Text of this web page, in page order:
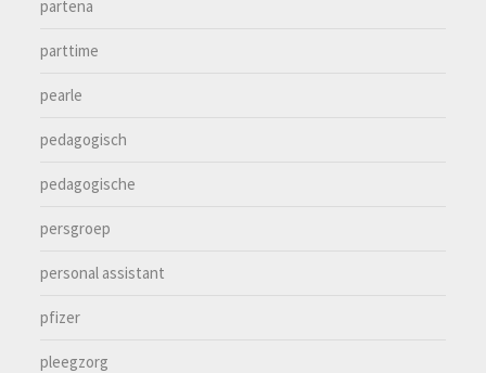
partena
parttime
pearle
pedagogisch
pedagogische
persgroep
personal assistant
pfizer
pleegzorg